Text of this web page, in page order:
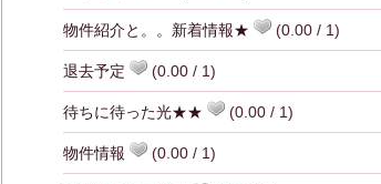
物件紹介と。。新着情報★ (0.00 / 1)
退去予定 (0.00 / 1)
待ちに待った光★★ (0.00 / 1)
物件情報 (0.00 / 1)